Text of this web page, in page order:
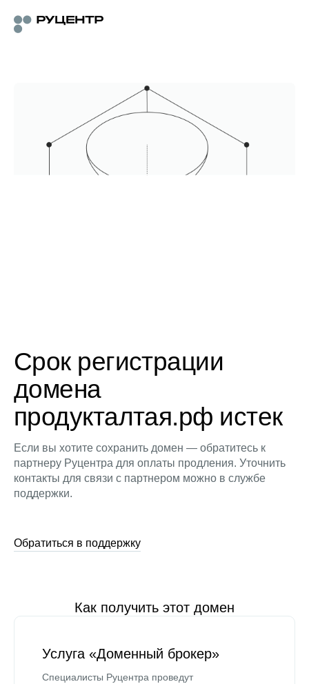
Срок регистрации
домена
продукталтая.рф истек
Если вы хотите сохранить домен — обратитесь к
партнеру Руцентра для оплаты продления. Уточнить
контакты для связи с партнером можно в службе
поддержки.
Обратиться в поддержку
Как получить этот домен
Услуга «Доменный брокер»
Специалисты Руцентра проведут